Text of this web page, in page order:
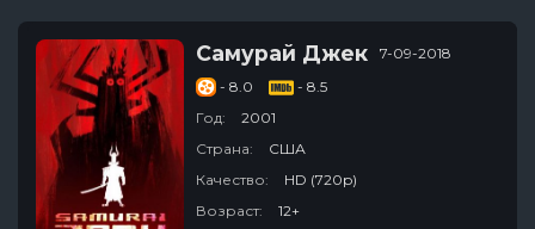
Самурай Джек
7-09-2018
- 8.0
- 8.5
Год:
2001
Страна:
США
Качество:
HD (720p)
Возраст:
12+